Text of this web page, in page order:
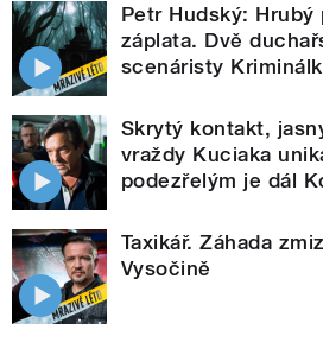
Petr Hudský: Hrubý
záplata. Dvě
scenáristy
Skrytý kontakt,
vraždy Kuciaka
podezřelým je dál
Taxikář. Záhada
Vysočině